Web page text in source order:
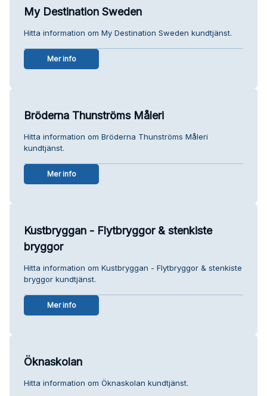
My Destination Sweden
Hitta information om My Destination Sweden kundtjänst.
Mer info
Bröderna Thunströms Måleri
Hitta information om Bröderna Thunströms Måleri
kundtjänst.
Mer info
Kustbryggan - Flytbryggor & stenkiste
bryggor
Hitta information om Kustbryggan - Flytbryggor & stenkiste
bryggor kundtjänst.
Mer info
Öknaskolan
Hitta information om Öknaskolan kundtjänst.